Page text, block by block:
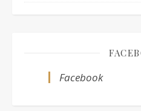
Facebook